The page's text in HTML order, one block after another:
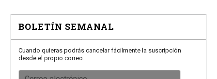
BOLETÍN SEMANAL
Cuando quieras podrás cancelar fácilmente la suscripción
desde el propio correo.